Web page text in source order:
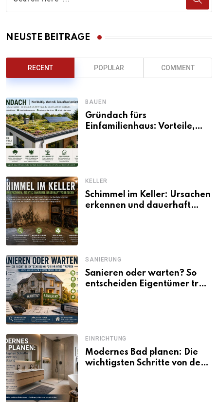
NEUSTE BEITRÄGE
RECENT POPULAR COMMENT
BAUEN
Gründach fürs
Einfamilienhaus: Vorteile,
KELLER
Schimmel im Keller: Ursachen
erkennen und dauerhaft
SANIERUNG
Sanieren oder warten? So
entscheiden Eigentümer trotz
EINRICHTUNG
Modernes Bad planen: Die
wichtigsten Schritte von der